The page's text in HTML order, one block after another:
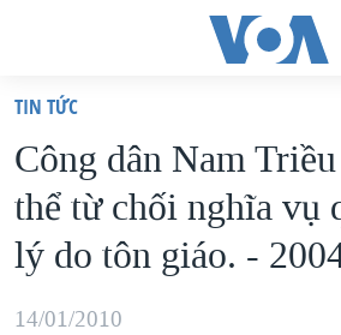
truy
cập
Tới
nội
dung
chính
VIỆT NAM
HOA KỲ
BIỂN ĐÔNG
THẾ GIỚI
TIN TỨC
Công dân Nam
thể từ chối nghĩa vụ
lý do tôn giáo. -
14/01/2010